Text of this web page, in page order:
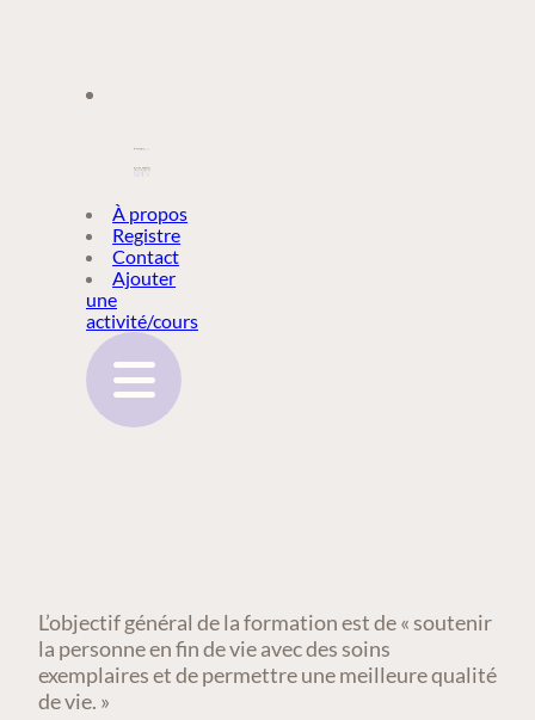
REGISTRE
CONTACT
À propos
Registre
Contact
Ajouter
une
activité/cours
L’objectif général de la formation est de « soutenir
la personne en fin de vie avec des soins
exemplaires et de permettre une meilleure qualité
de vie. »